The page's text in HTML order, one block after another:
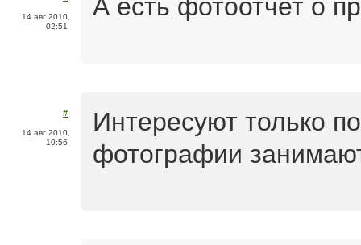
14 авг 2010,
02:51
А есть фотоотчет о
#
14 авг 2010,
10:56
Интересуют только
фотографии